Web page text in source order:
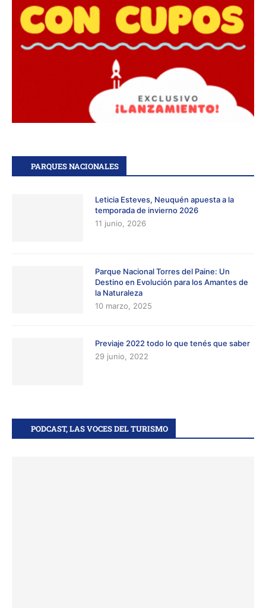
PARQUES NACIONALES
Leticia Esteves, Neuquén apuesta a la
temporada de invierno 2026
11 junio, 2026
Parque Nacional Torres del Paine: Un
Destino en Evolución para los Amantes de
la Naturaleza
10 marzo, 2025
Previaje 2022 todo lo que tenés que saber
29 junio, 2022
PODCAST, LAS VOCES DEL TURISMO